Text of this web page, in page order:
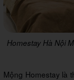
Homestay Hà Nội
Mộng Homestay là